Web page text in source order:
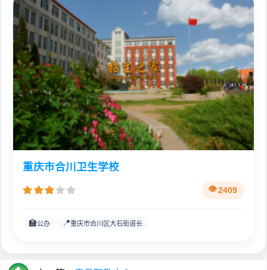
重庆市合川卫生学校
2409
🏫公办 📍重庆市合川区大石街道长